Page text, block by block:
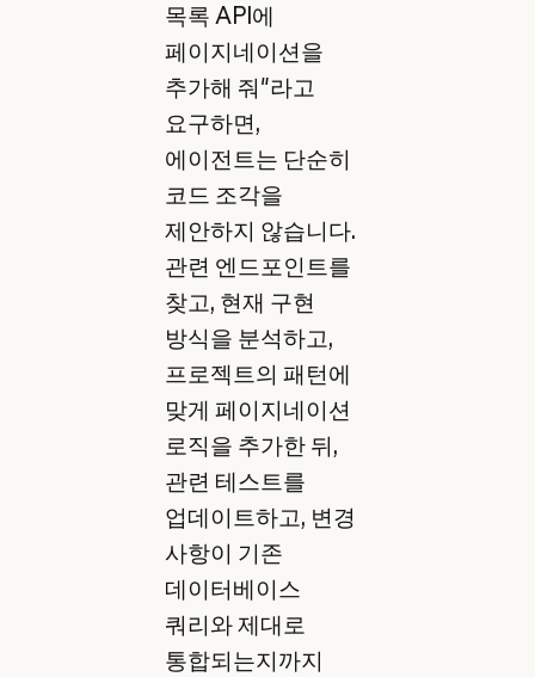
목록 API에
페이지네이션을
추가해 줘"라고
요구하면,
에이전트는 단순히
코드 조각을
제안하지 않습니다.
관련 엔드포인트를
찾고, 현재 구현
방식을 분석하고,
프로젝트의 패턴에
맞게 페이지네이션
로직을 추가한 뒤,
관련 테스트를
업데이트하고, 변경
사항이 기존
데이터베이스
쿼리와 제대로
통합되는지까지